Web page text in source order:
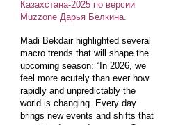
Казахстана-2025 по версии
Muzzone Дарья Белкина.
Madi Bekdair highlighted several
macro trends that will shape the
upcoming season: “In 2026, we
feel more acutely than ever how
rapidly and unpredictably the
world is changing. Every day
brings new events and shifts that